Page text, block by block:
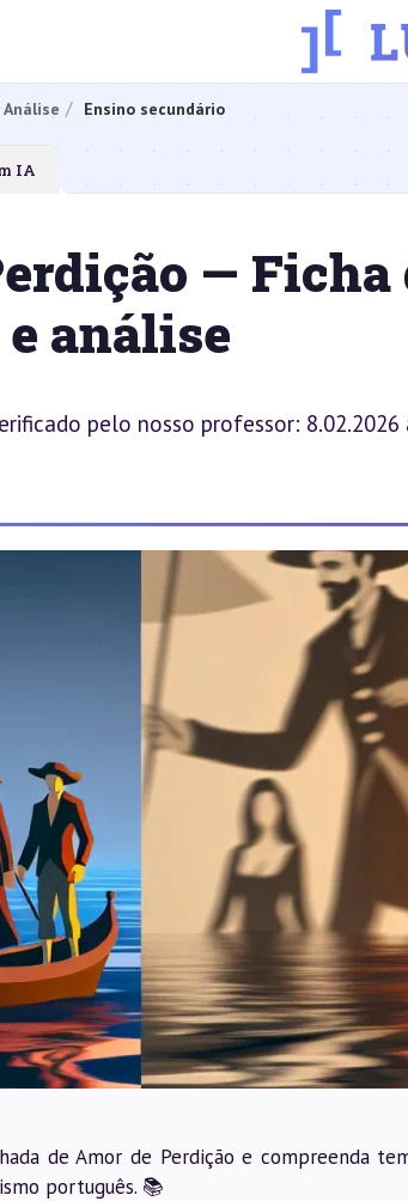
Análise Ensino secundário
IA
—
análise
pelo nosso professor: 8.02.2026
de Amor de Perdição e compreenda
português. 📚